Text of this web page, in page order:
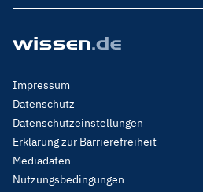
Footer
Menu
Legal
Impressum
Datenschutz
Datenschutzeinstellungen
Erklärung zur Barrierefreiheit
Mediadaten
Nutzungsbedingungen